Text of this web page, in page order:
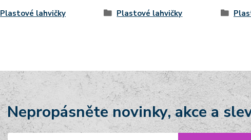
Plastové lahvičky Plastové lahvičky
Nepropásněte novinky, akce a